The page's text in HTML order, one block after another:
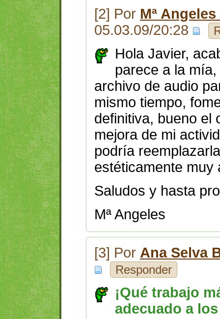
[2] Por Mª
05.03.09/20:28
Hola Javier,
parece a la
archivo de audio
mismo tiempo,
definitiva, bueno el
mejora de mi
podría
estéticamente muy
Saludos y hasta
Mª Angeles
[3] Por Ana Selva
Responder
¡Qué trabajo
adecuado a